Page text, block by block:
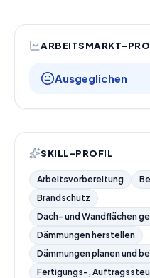
ARBEITSMARKT-
Ausgeglichen
SKILL-PROFIL
Arbeitsvorbereitung
Brandschutz
Dach- und Wandflächen
Dämmungen herstellen
Dämmungen planen und
Fertigungs-,